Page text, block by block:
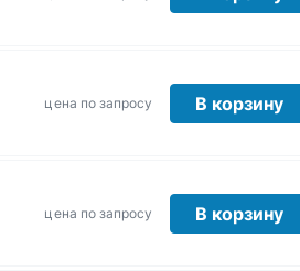
цена по запросу В корзину
цена по запросу В корзину